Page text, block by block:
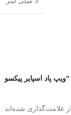
پاد اسپایر پیکسو
علامت‌گذاری شده‌اند